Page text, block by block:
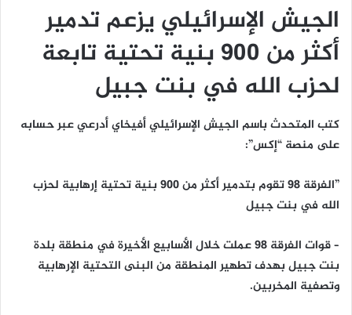
الجيش الإسرائيلي يزعم تدمير
أكثر من 900 بنية تحتية تابعة
لحزب الله في بنت جبيل
كتب المتحدث باسم الجيش الإسرائيلي أفيخاي أدرعي عبر حسابه
على منصة “إكس”:
‏”الفرقة 98 تقوم بتدمير أكثر من 900 بنية تحتية إرهابية لحزب
الله في بنت جبيل
– قوات الفرقة 98 عملت خلال الأسابيع الأخيرة في منطقة بلدة
بنت جبيل بهدف تطهير المنطقة من البنى التحتية الإرهابية
وتصفية المخربين.